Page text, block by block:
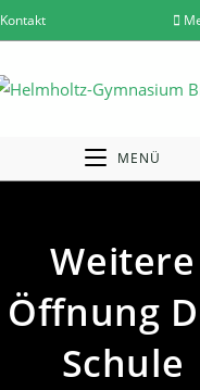
Kontakt
MENÜ
Weitere
Öffnung
Schule